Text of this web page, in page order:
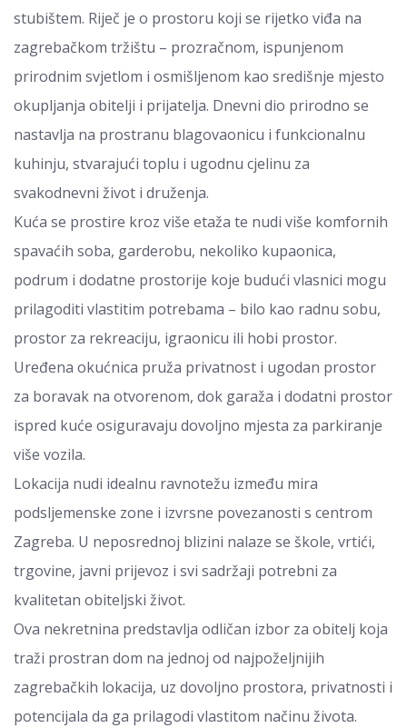
stubištem. Riječ je o prostoru koji se rijetko viđa na
zagrebačkom tržištu – prozračnom, ispunjenom
prirodnim svjetlom i osmišljenom kao središnje mjesto
okupljanja obitelji i prijatelja. Dnevni dio prirodno se
nastavlja na prostranu blagovaonicu i funkcionalnu
kuhinju, stvarajući toplu i ugodnu cjelinu za
svakodnevni život i druženja.
Kuća se prostire kroz više etaža te nudi više komfornih
spavaćih soba, garderobu, nekoliko kupaonica,
podrum i dodatne prostorije koje budući vlasnici mogu
prilagoditi vlastitim potrebama – bilo kao radnu sobu,
prostor za rekreaciju, igraonicu ili hobi prostor.
Uređena okućnica pruža privatnost i ugodan prostor
za boravak na otvorenom, dok garaža i dodatni prostor
ispred kuće osiguravaju dovoljno mjesta za parkiranje
više vozila.
Lokacija nudi idealnu ravnotežu između mira
podsljemenske zone i izvrsne povezanosti s centrom
Zagreba. U neposrednoj blizini nalaze se škole, vrtići,
trgovine, javni prijevoz i svi sadržaji potrebni za
kvalitetan obiteljski život.
Ova nekretnina predstavlja odličan izbor za obitelj koja
traži prostran dom na jednoj od najpoželjnijih
zagrebačkih lokacija, uz dovoljno prostora, privatnosti i
potencijala da ga prilagodi vlastitom načinu života.